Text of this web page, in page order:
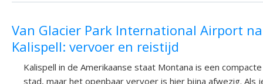
Van Glacier Park International Airport
Kalispell: vervoer en reistijd
Kalispell in de Amerikaanse staat Montana is een compacte
stad, maar het openbaar vervoer is hier bijna afwezig. Als